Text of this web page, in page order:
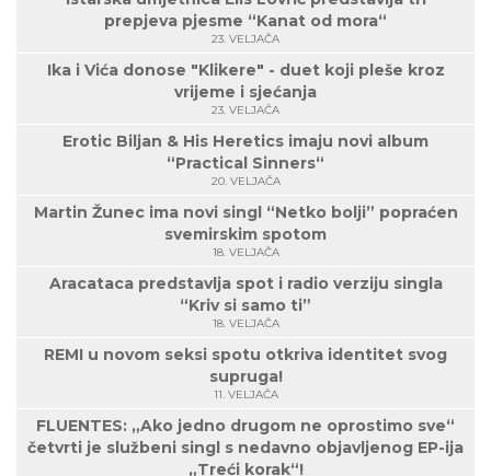
prepjeva pjesme “Kanat od mora“
23. VELJAČA
Ika i Vića donose "Klikere" - duet koji pleše kroz
vrijeme i sjećanja
23. VELJAČA
Erotic Biljan & His Heretics imaju novi album
“Practical Sinners“
20. VELJAČA
Martin Žunec ima novi singl “Netko bolji” popraćen
svemirskim spotom
18. VELJAČA
Aracataca predstavlja spot i radio verziju singla
“Kriv si samo ti”
18. VELJAČA
REMI u novom seksi spotu otkriva identitet svog
supruga!
11. VELJAČA
FLUENTES: „Ako jedno drugom ne oprostimo sve“
četvrti je službeni singl s nedavno objavljenog EP-ija
„Treći korak“!